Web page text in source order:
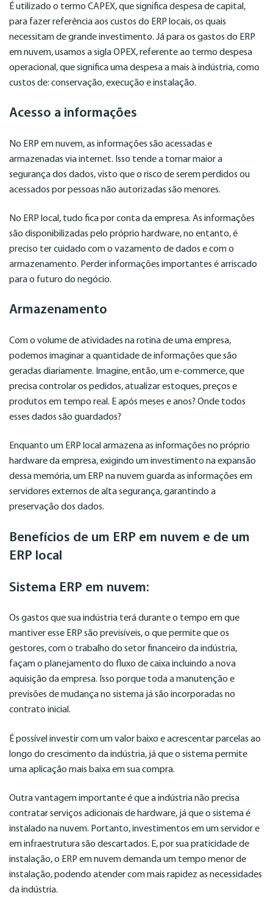
É utilizado o termo CAPEX, que significa despesa de capital,
para fazer referência aos custos do ERP locais, os quais
necessitam de grande investimento. Já para os gastos do ERP
em nuvem, usamos a sigla OPEX, referente ao termo despesa
operacional, que significa uma despesa a mais à indústria, como
custos de: conservação, execução e instalação.
Acesso a informações
No ERP em nuvem, as informações são acessadas e
armazenadas via internet. Isso tende a tornar maior a
segurança dos dados, visto que o risco de serem perdidos ou
acessados por pessoas não autorizadas são menores.
No ERP local, tudo fica por conta da empresa. As informações
são disponibilizadas pelo próprio hardware, no entanto, é
preciso ter cuidado com o vazamento de dados e com o
armazenamento. Perder informações importantes é arriscado
para o futuro do negócio.
Armazenamento
Com o volume de atividades na rotina de uma empresa,
podemos imaginar a quantidade de informações que são
geradas diariamente. Imagine, então, um e-commerce, que
precisa controlar os pedidos, atualizar estoques, preços e
produtos em tempo real. E após meses e anos? Onde todos
esses dados são guardados?
Enquanto um ERP local armazena as informações no próprio
hardware da empresa, exigindo um investimento na expansão
dessa memória, um ERP na nuvem guarda as informações em
servidores externos de alta segurança, garantindo a
preservação dos dados.
Benefícios de um ERP em nuvem e de um
ERP local
Sistema ERP em nuvem:
Os gastos que sua indústria terá durante o tempo em que
mantiver esse ERP são previsíveis, o que permite que os
gestores, com o trabalho do setor financeiro da indústria,
façam o planejamento do fluxo de caixa incluindo a nova
aquisição da empresa. Isso porque toda a manutenção e
previsões de mudança no sistema já são incorporadas no
contrato inicial.
É possível investir com um valor baixo e acrescentar parcelas ao
longo do crescimento da indústria, já que o sistema permite
uma aplicação mais baixa em sua compra.
Outra vantagem importante é que a indústria não precisa
contratar serviços adicionais de hardware, já que o sistema é
instalado na nuvem. Portanto, investimentos em um servidor e
em infraestrutura são descartados. E, por sua praticidade de
instalação, o ERP em nuvem demanda um tempo menor de
instalação, podendo atender com mais rapidez as necessidades
da indústria.